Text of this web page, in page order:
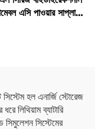
এসি পাওয়ার সাপ্লাই
সিস্টেম হল এনার্জি স্টোরেজ
লিথিয়াম ব্যাটারি
সিমুলেশন সিস্টেমের